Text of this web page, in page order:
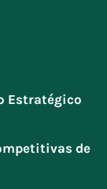
Estratégico
de